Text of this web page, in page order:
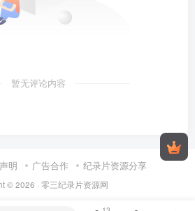
暂无评论内容
明 广告合作 纪录片资源分享
© 2026 · 零三纪录片资源网